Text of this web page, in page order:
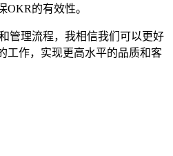
OKR的有效性。
管理流程，我相信我们可以更好
工作，实现更高水平的品质和客